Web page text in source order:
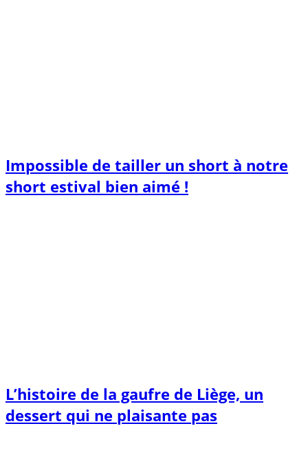
Impossible de tailler un short à notre
short estival bien aimé !
L’histoire de la gaufre de Liège, un
dessert qui ne plaisante pas